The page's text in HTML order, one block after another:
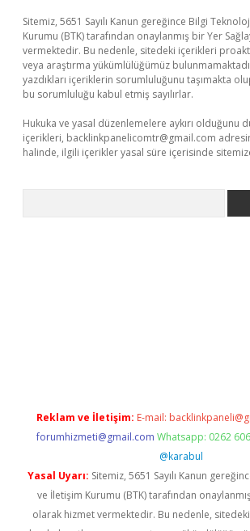
Sitemiz, 5651 Sayılı Kanun gereğince Bilgi
Kurumu (BTK) tarafından onaylanmış bir Yer
vermektedir. Bu nedenle, sitedeki içerikleri
veya araştırma yükümlülüğümüz
yazdıkları içeriklerin sorumluluğunu taşımakta
bu sorumluluğu kabul etmiş sayılırlar.
Hukuka ve yasal düzenlemelere aykırı olduğunu
içerikleri, backlinkpanelicomtr@gmail.com
halinde, ilgili içerikler yasal süre içerisinde
Reklam ve İletişim: E-mail:
forumhizmeti@gmail.com Whatsapp: 0262
@karabul
Yasal Uyarı: Sitemiz, 5651 Sayılı Kanun
ve İletişim Kurumu (BTK) tarafından
olarak hizmet vermektedir. Bu nedenle,